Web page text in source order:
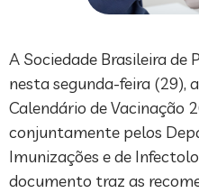
A Sociedade Brasileira de
nesta segunda-feira (29),
Calendário de Vacinação
conjuntamente pelos
Imunizações e de
documento traz as